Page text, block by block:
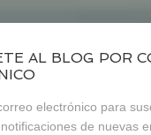
AL BLOG POR
electrónico para
de nuevas